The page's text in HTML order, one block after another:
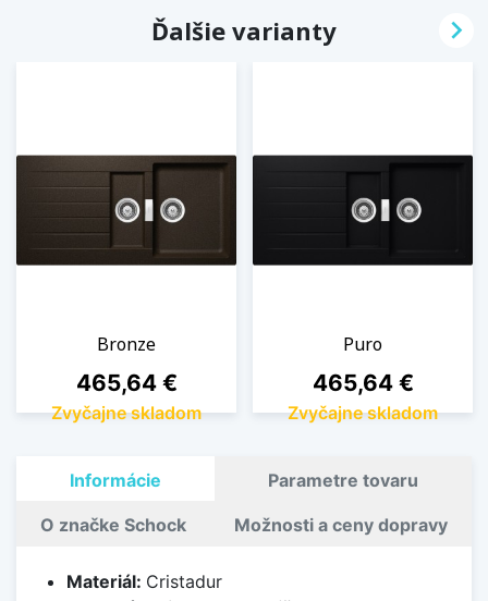
Ďalšie varianty
Bronze
Cena
465,64 €
Zvyčajne skladom
Puro
Cena
465,64 €
Zvyčajne skladom

Informácie Parametre tovaru
O značke Schock Možnosti a ceny dopravy
Materiál: Cristadur